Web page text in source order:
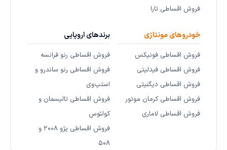
فروش اقساطی تارا
خودروهای مونتاژی
فروش اقساطی فونیکس
فروش اقساطی فیدلیتی
فروش اقساطی دیگنیتی
فروش اقساطی کرمان موتور
فروش اقساطی لاماری
برندهای اروپایی
فروش اقساطی رنو فرانسه
فروش اقساطی رنو ساندرو و
استپ‌وی
فروش اقساطی تالیسمان و
کولئوس
فروش اقساطی پژو ۲۰۰۸ و
۵۰۸